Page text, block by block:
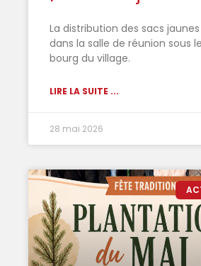
La distribution des sacs
dans la salle de réunion sous
bourg du village.
LIRE LA SUITE ...
28 mai 2026